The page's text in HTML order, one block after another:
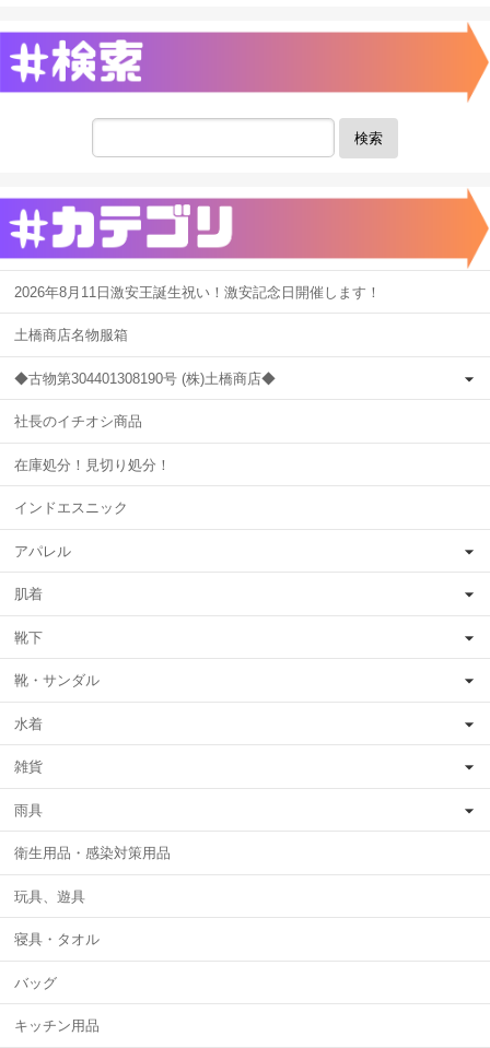
検索
2026年8月11日激安王誕生祝い！激安記念日開催します！
土橋商店名物服箱
◆古物第304401308190号 (株)土橋商店◆
社長のイチオシ商品
在庫処分！見切り処分！
インドエスニック
アパレル
肌着
靴下
靴・サンダル
水着
雑貨
雨具
衛生用品・感染対策用品
玩具、遊具
寝具・タオル
バッグ
キッチン用品